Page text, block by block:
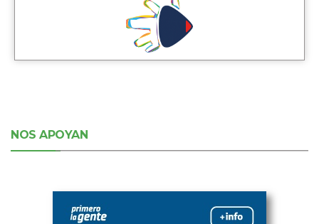
NOS APOYAN